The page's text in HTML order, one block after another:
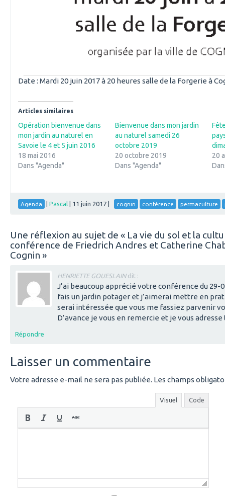
Date : Mardi 20 juin 2017 à 20 heures salle de la Forgerie à
Articles similaires
Opération bienvenue dans
mon jardin au naturel en
Savoie le 4 et 5 juin 2016
18 mai 2016
Dans "Agenda"
Bienvenue dans mon jardin
au naturel samedi 26
octobre 2019
20 octobre 2019
Dans "Agenda"
20
Agenda Pascal 11 juin 2017 cognin conférence permaculture
Une réflexion au sujet de « La vie du sol et la
conférence de Friedrich Andres et Catherine
Cognin »
HENRIETTE GOUESLAIN dit :
J’ai beaucoup apprécié votre conférence du 29-
fais un jardin potager et j’aimerai mettre en
serai intéressée que vous me fassiez parvenir
D’avance je vous en remercie et je vous
Répondre
Laisser un commentaire
Votre adresse e-mail ne sera pas publiée. Les champs
Visuel Code